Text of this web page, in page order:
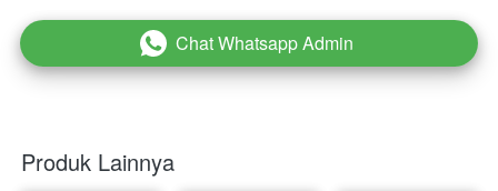
` Chat Whatsapp Admin
Produk Lainnya